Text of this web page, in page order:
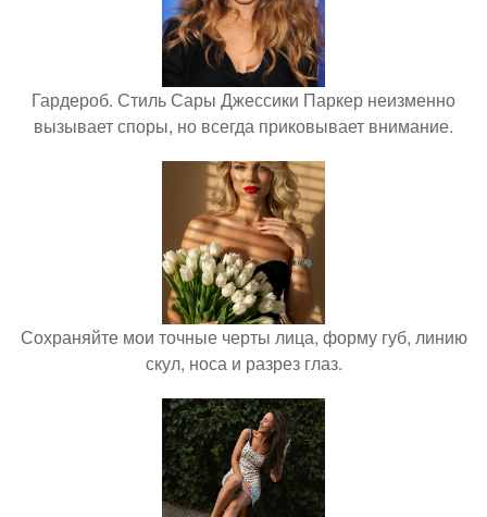
Гардероб. Стиль Сары Джессики Паркер неизменно
вызывает споры, но всегда приковывает внимание.
Сохраняйте мои точные черты лица, форму губ, линию
скул, носа и разрез глаз.